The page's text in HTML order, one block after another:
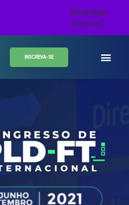
[language-
switcher]
INSCREVA-SE